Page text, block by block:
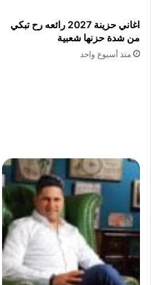
اغاني حزينة 2027 رائعه رح تبكي
من شدة حزنها شعبية
منذ أسبوع واحد